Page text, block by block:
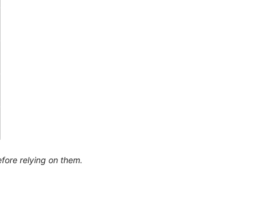
relying on them.